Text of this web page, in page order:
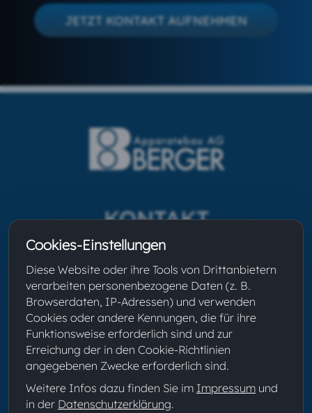
JETZT KONTAKT AUFNEHMEN
KONTAKT
Berger Apparatebau AG
Glättemühleweg 24
CH-3613 Steffisburg
+41 33 439 47 47
info@berger-steffisburg.ch
Cookies-Einstellungen
Diese Website oder ihre Tools von Drittanbietern
verarbeiten personenbezogene Daten (z. B.
Browserdaten, IP-Adressen) und verwenden
Cookies oder andere Kennungen, die für ihre
Funktionsweise erforderlich sind und zur
Erreichung der in den Cookie-Richtlinien
angegebenen Zwecke erforderlich sind.
Weitere Infos dazu finden Sie im Impressum und
in der Datenschutzerklärung.